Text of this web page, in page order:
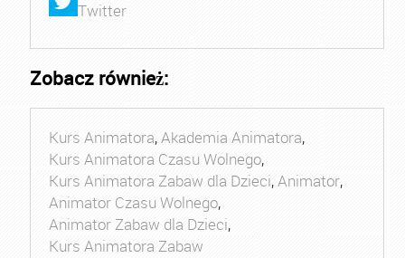
Twitter
Zobacz również:
Kurs Animatora,Akademia Animatora,
Kurs Animatora Czasu Wolnego,
Kurs Animatora Zabaw dla Dzieci,Animator,
Animator Czasu Wolnego,
Animator Zabaw dla Dzieci,
Kurs Animatora Zabaw